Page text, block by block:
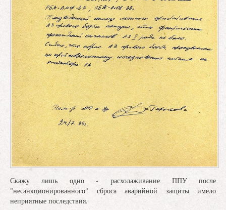
Скажу лишь одно - расхолаживание ППУ после
"несанкционированного" сброса аварийной защиты имело
неприятные последствия.